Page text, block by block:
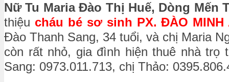
Nữ Tu Maria Đào Thị Huế, Dòng
thiệu cháu bé sơ sinh PX. ĐÀO MINH
Đào Thanh Sang, 34 tuổi, và chị Maria
còn rất nhỏ, gia đình hiện thuê nhà
Sang: 0973.011.713, chị Thảo: